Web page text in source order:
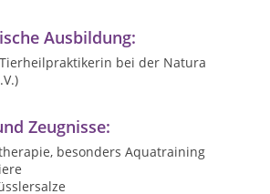
Ausbildung:
bei der Natura
Zeugnisse:
besonders Aquatraining